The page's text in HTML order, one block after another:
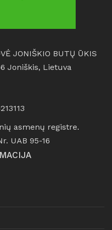
JONIŠKIO BUTŲ ŪKIS
Joniškis, Lietuva
asmenų registre.
UAB 95-16